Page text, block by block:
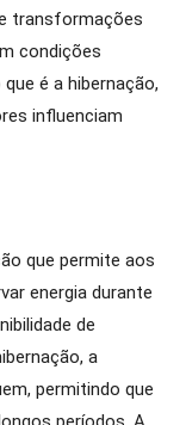
transformações
condições
é a hibernação,
influenciam
que permite aos
energia durante
de
a
permitindo que